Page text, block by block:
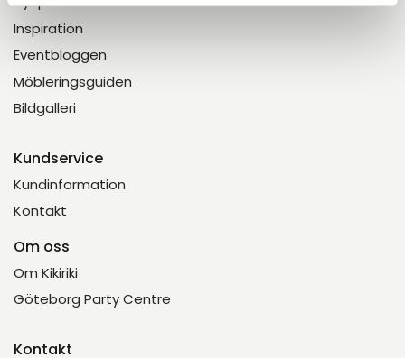
Inspiration
Eventbloggen
Möbleringsguiden
Bildgalleri
Kundservice
Kundinformation
Kontakt
Om oss
Om Kikiriki
Göteborg Party Centre
Kontakt